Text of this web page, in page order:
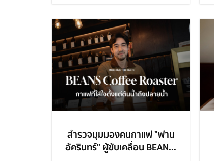
สำรวจมุมมองคนกาแฟ "ฟาน
อัครินทร์" ผู้ขับเคลื่อน BEAN...